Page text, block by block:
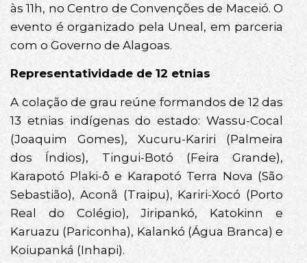
às 11h, no Centro de Convenções de Maceió. O
evento é organizado pela Uneal, em parceria
com o Governo de Alagoas.
Representatividade de 12 etnias
A colação de grau reúne formandos de 12 das
13 etnias indígenas do estado: Wassu-Cocal
(Joaquim Gomes), Xucuru-Kariri (Palmeira
dos Índios), Tingui-Botó (Feira Grande),
Karapotó Plaki-ô e Karapotó Terra Nova (São
Sebastião), Aconã (Traipu), Kariri-Xocó (Porto
Real do Colégio), Jiripankó, Katokinn e
Karuazu (Pariconha), Kalankó (Água Branca) e
Koiupanká (Inhapi).